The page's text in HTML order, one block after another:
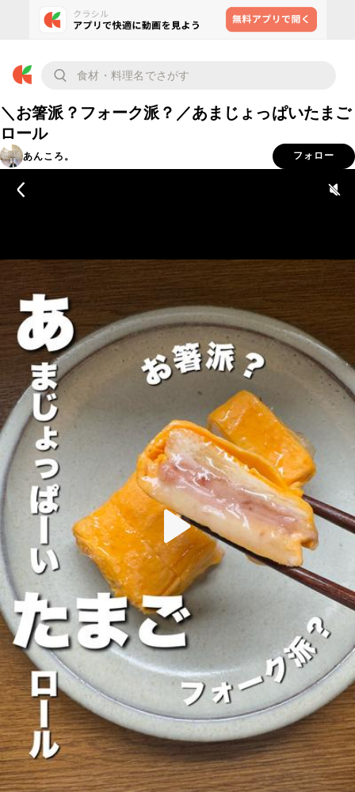
＼お箸派？フォーク派？／あまじょっぱいたまご
ロール
あんころ。 フォロー